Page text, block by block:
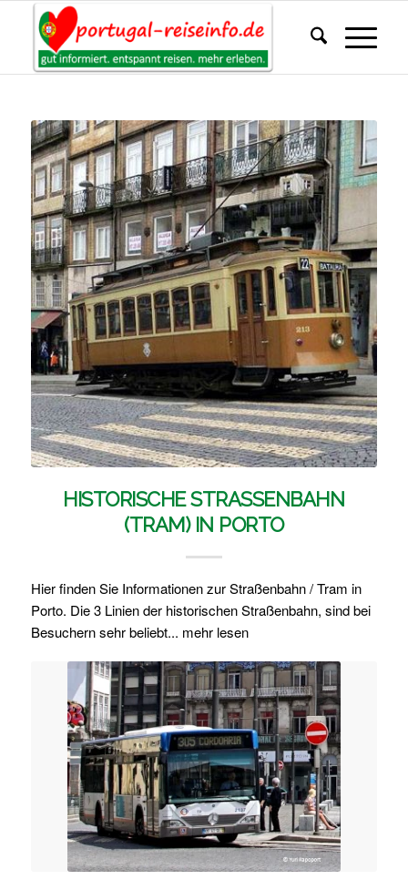
HISTORISCHE STRASSENBAHN (
TRAM) IN PORTO
Hier finden Sie Informationen zur Straßenbahn / Tram in
Porto. Die 3 Linien der historischen Straßenbahn, sind bei
Besuchern sehr beliebt... mehr lesen